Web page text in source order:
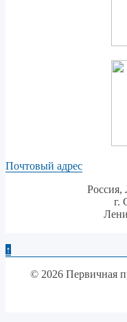
Почтовый адрес
Россия,
г.
↑
© 2026 Первичная